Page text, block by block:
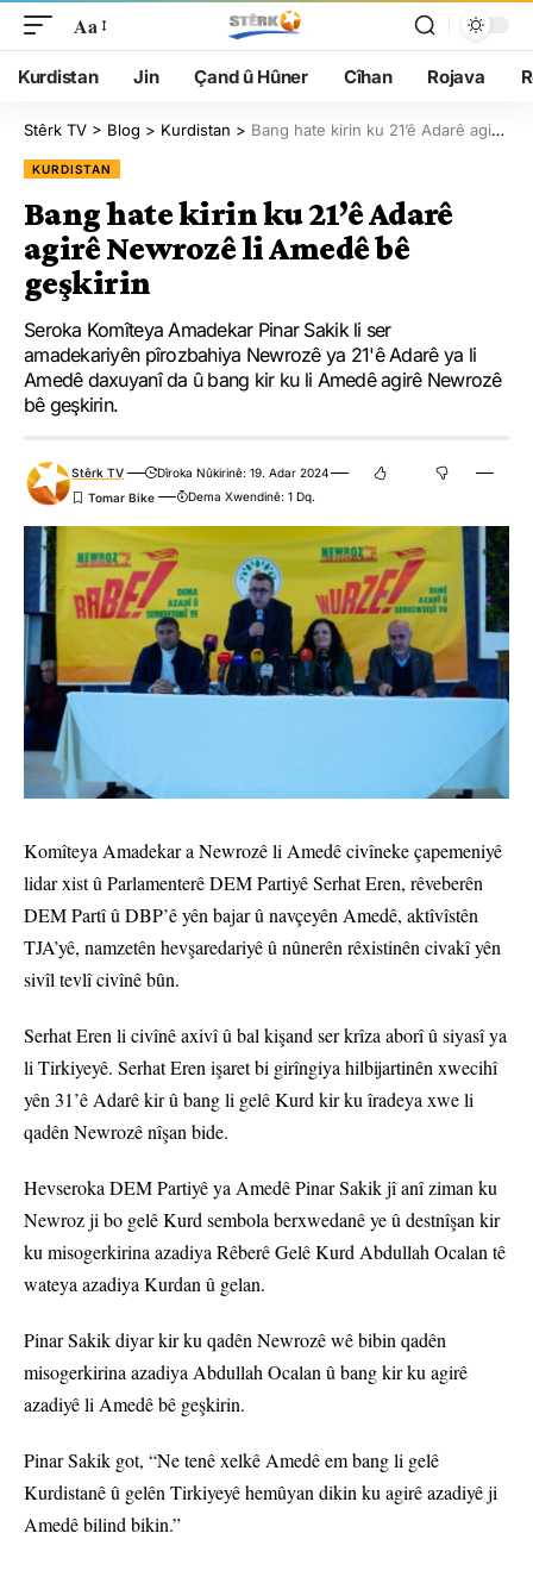
Aa
Kurdistan Jin Çand û Hûner Cîhan Rojava
Stêrk TV > Blog > Kurdistan > Bang hate kirin ku 21’ê Adarê agirê Newrozê li Amedê bê geşkirin
KURDISTAN
Bang hate kirin ku 21’ê Adarê
agirê Newrozê li Amedê bê
geşkirin
Seroka Komîteya Amadekar Pinar Sakik li ser
amadekariyên pîrozbahiya Newrozê ya 21'ê Adarê ya li
Amedê daxuyanî da û bang kir ku li Amedê agirê Newrozê
bê geşkirin.
Stêrk TV
Dîroka Nûkirinê: 19. Adar 2024
Dema Xwendinê: 1 Dq.
Komîteya Amadekar a Newrozê li Amedê civîneke çapemeniyê
lidar xist û Parlamenterê DEM Partiyê Serhat Eren, rêveberên
DEM Partî û DBP’ê yên bajar û navçeyên Amedê, aktîvîstên
TJA’yê, namzetên hevşaredariyê û nûnerên rêxistinên civakî yên
sivîl tevlî civînê bûn.
Serhat Eren li civînê axivî û bal kişand ser krîza aborî û siyasî ya
li Tirkiyeyê. Serhat Eren işaret bi girîngiya hilbijartinên xwecihî
yên 31’ê Adarê kir û bang li gelê Kurd kir ku îradeya xwe li
qadên Newrozê nîşan bide.
Hevseroka DEM Partiyê ya Amedê Pinar Sakik jî anî ziman ku
Newroz ji bo gelê Kurd sembola berxwedanê ye û destnîşan kir
ku misogerkirina azadiya Rêberê Gelê Kurd Abdullah Ocalan tê
wateya azadiya Kurdan û gelan.
Pinar Sakik diyar kir ku qadên Newrozê wê bibin qadên
misogerkirina azadiya Abdullah Ocalan û bang kir ku agirê
azadiyê li Amedê bê geşkirin.
Pinar Sakik got, “Ne tenê xelkê Amedê em bang li gelê
Kurdistanê û gelên Tirkiyeyê hemûyan dikin ku agirê azadiyê ji
Amedê bilind bikin.”